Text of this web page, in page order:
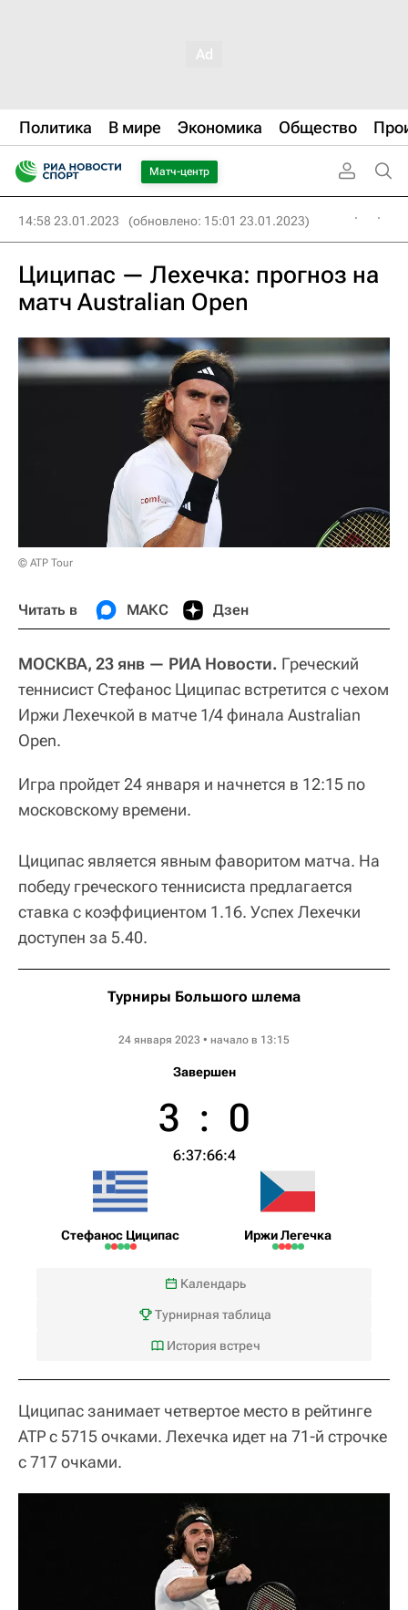
Политика В мире Экономика Общество
Матч-центр
14:58 23.01.2023 (обновлено: 15:01 23.01.2023)
Циципас — Лехечка: прогноз на
матч Australian Open
© ATP Tour
Читать в МАКС Дзен
МОСКВА, 23 янв — РИА Новости. Греческий
теннисист Стефанос Циципас встретится с чехом
Иржи Лехечкой в матче 1/4 финала Australian
Open.
Игра пройдет 24 января и начнется в 12:15 по
московскому времени.
Циципас является явным фаворитом матча. На
победу греческого теннисиста предлагается
ставка с коэффициентом 1.16. Успех Лехечки
доступен за 5.40.
Турниры Большого шлема
24 января 2023 • начало в 13:15
Завершен
Стефанос Циципас
3 : 0
6:37:66:4
Иржи Легечка
Календарь
Турнирная таблица
История встреч
Циципас занимает четвертое место в рейтинге
ATP с 5715 очками. Лехечка идет на 71-й строчке
с 717 очками.